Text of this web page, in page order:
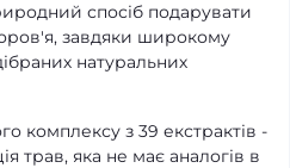
спосіб подарувати
завдяки широкому
натуральних
комплексу з 39 екстрактів -
трав, яка не має аналогів в